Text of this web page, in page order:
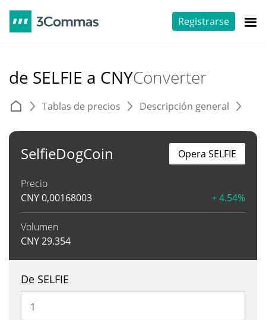
Registrarse
de SELFIE a CNYConverter
Tablas de precios Descripción general
SelfieDogCoin
Precio
CNY0,00168003 + 4.54%
Volumen
CNY29.354
Opera SELFIE
De SELFIE